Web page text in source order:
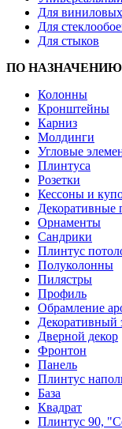
Для
Для
Для стыков
ПО НАЗНАЧЕНИЮ
Колонны
Кронштейны
Карниз
Молдинги
Угловые
Плинтуса
Розетки
Кессоны и
Декоративные
Орнаменты
Сандрики
Плинтус
Полуколонны
Пилястры
Профиль
Обрамление
Декоративный
Дверной декор
Фронтон
Панель
Плинтус
База
Квадрат
Плинтус 90,